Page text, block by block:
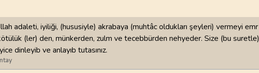
adaleti, iyiliği, (hususiyle) akrabaya (muhtâc oldukları şeyleri) vermeyi emr
(ler) den, münkerden, zulm ve tecebbürden nehyeder. Size (bu suretle)
dinleyib ve anlayıb tutasınız.